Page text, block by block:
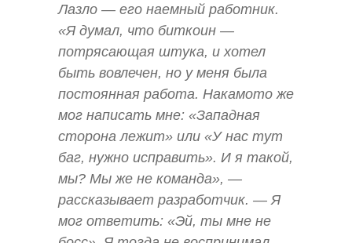
Лазло — его наемный работник.
«Я думал, что биткоин —
потрясающая штука, и хотел
быть вовлечен, но у меня была
постоянная работа. Накамото же
мог написать мне: «Западная
сторона лежит» или «У нас тут
баг, нужно исправить». И я такой,
мы? Мы же не команда», —
рассказывает разработчик. — Я
мог ответить: «Эй, ты мне не